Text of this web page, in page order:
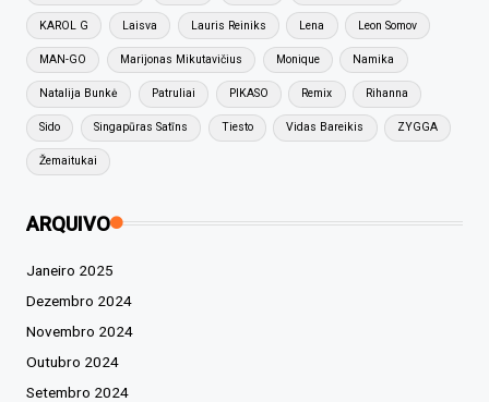
KAROL G Laisva Lauris Reiniks Lena Leon Somov
MAN-GO Marijonas Mikutavičius Monique Namika
Natalija Bunkė Patruliai PIKASO Remix Rihanna
Sido Singapūras Satīns Tiesto Vidas Bareikis ZYGGA
Žemaitukai
ARQUIVO
Janeiro 2025
Dezembro 2024
Novembro 2024
Outubro 2024
Setembro 2024